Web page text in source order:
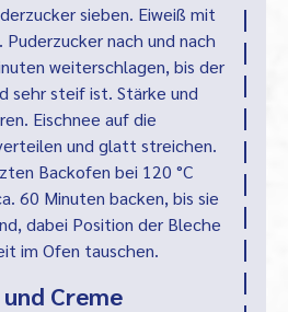
sieben. Eiweiß mit
nach und nach
weiterschlagen, bis der
sehr steif ist. Stärke und
Eischnee auf die
und glatt streichen.
Backofen bei 120 °C
60 Minuten backen, bis sie
dabei Position der Bleche
im Ofen tauschen.
Creme